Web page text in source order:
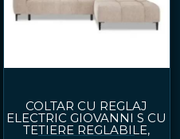
COLTAR CU REGLAJ
ELECTRIC GIOVANNI S CU
TETIERE REGLABILE,